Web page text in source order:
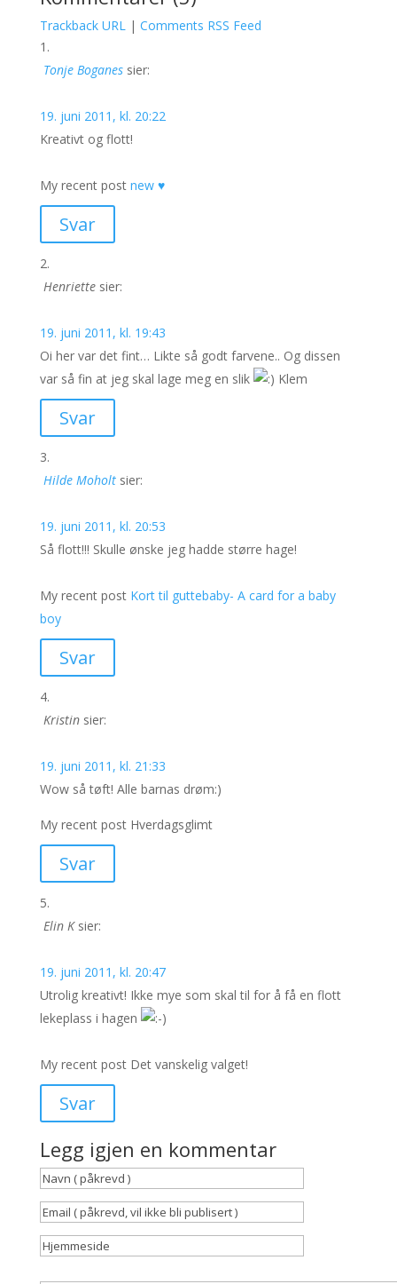
Trackback URL| Comments RSS Feed
Tonje Boganes sier:
19. juni 2011, kl. 20:22
Kreativt og flott!
My recent post new ♥
Svar
Henriette sier:
19. juni 2011, kl. 19:43
Oi her var det fint… Likte så godt farvene.. Og dissen
var så fin at jeg skal lage meg en slik
Klem
Svar
Hilde Moholt sier:
19. juni 2011, kl. 20:53
Så flott!!! Skulle ønske jeg hadde større hage!
My recent post Kort til guttebaby- A card for a baby
boy
Svar
Kristin sier:
19. juni 2011, kl. 21:33
Wow så tøft! Alle barnas drøm:)
My recent post Hverdagsglimt
Svar
Elin K sier:
19. juni 2011, kl. 20:47
Utrolig kreativt! Ikke mye som skal til for å få en flott
lekeplass i hagen
My recent post Det vanskelig valget!
Svar
Legg igjen en kommentar